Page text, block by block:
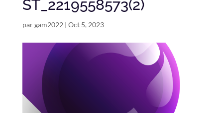
ST_2219558573(2)
pargam2022 | Oct 5, 2023